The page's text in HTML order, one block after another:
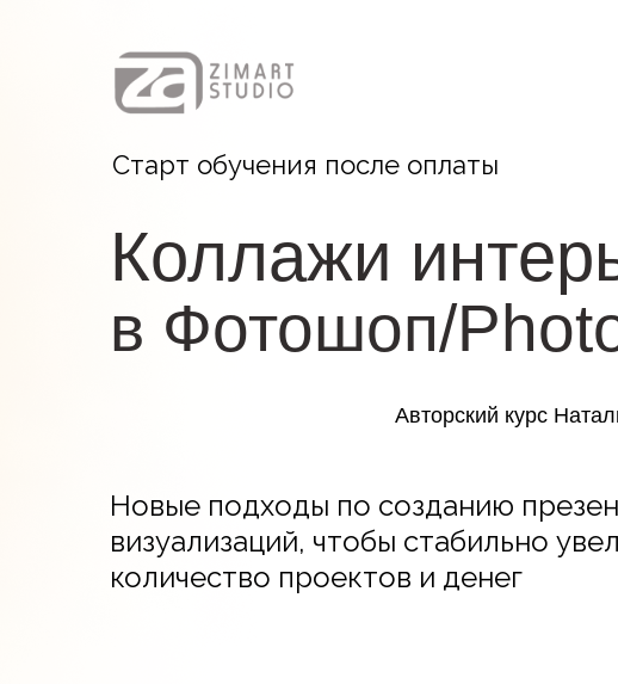
Коллажи
Авторский курс
в Фотошоп/
Новые подходы по созданию
визуализаций, чтобы стабильно
количество проектов и денег
Старт обучения после оплаты